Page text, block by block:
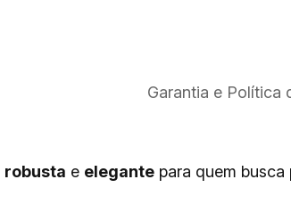
Garantia e Política
robusta e elegante para quem